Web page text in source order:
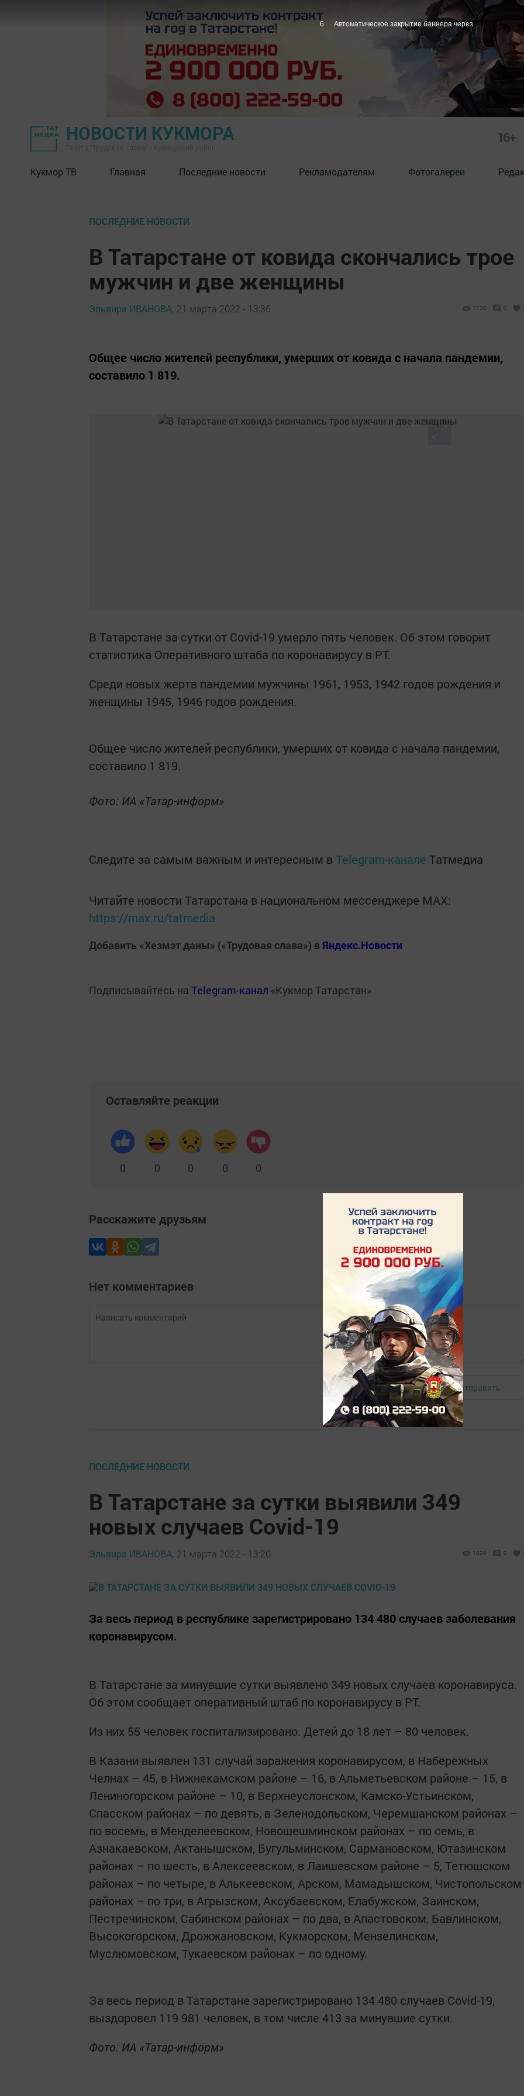
НОВОСТИ КУКМОРА 16+
Кукмор ТВ Главная Последние новости Рекламодателям Фотогалереи
ПОСЛЕДНИЕ НОВОСТИ
В Татарстане от ковида скончались трое
мужчин и две женщины
Эльвира ИВАНОВА, 21 марта 2022 - 13:36 1130 0
Общее число жителей республики, умерших от ковида с начала пандемии,
составило 1 819.
В Татарстане за сутки от Covid-19 умерло пять человек. Об этом говорит
статистика Оперативного штаба по коронавирусу в РТ.
Среди новых жертв пандемии мужчины 1961, 1953, 1942 годов рождения и
женщины 1945, 1946 годов рождения.
Общее число жителей республики, умерших от ковида с начала пандемии,
составило 1 819.
Фото: ИА «Татар-информ»
Следите за самым важным и интересным в Telegram-канале Татмедиа
Читайте новости Татарстана в национальном мессенджере MАХ:
https://max.ru/tatmedia
Добавить «Хезмэт даны» («Трудовая слава») вЯндекс.Новости
Подписывайтесь на Telegram-канал «Кукмор Татарстан»
Оставляйте реакции
0 0 0 0 0
Расскажите друзьям
Нет комментариев
Авторизоваться Отправить
ПОСЛЕДНИЕ НОВОСТИ
В Татарстане за сутки выявили 349
новых случаев Covid-19
Эльвира ИВАНОВА, 21 марта 2022 - 13:20 1029 0
За весь период в республике зарегистрировано 134 480 случаев заболевания
коронавирусом.
В Татарстане за минувшие сутки выявлено 349 новых случаев коронавируса.
Об этом сообщает оперативный штаб по коронавирусу в РТ.
Из них 55 человек госпитализировано. Детей до 18 лет – 80 человек.
В Казани выявлен 131 случай заражения коронавирусом, в Набережных
Челнах – 45, в Нижнекамском районе – 16, в Альметьевском районе – 15, в
Лениногорском районе – 10, в Верхнеуслонском, Камско-Устьинском,
Спасском районах – по девять, в Зеленодольском, Черемшанском районах –
по восемь, в Менделеевском, Новошешминском районах – по семь, в
Азнакаевском, Актанышском, Бугульминском, Сармановском, Ютазинском
районах – по шесть, в Алексеевском, в Лаишевском районе – 5, Тетюшском
районах – по четыре, в Алькеевском, Арском, Мамадышском, Чистопольском
районах – по три, в Агрызском, Аксубаевском, Елабужском, Заинском,
Пестречинском, Сабинском районах – по два, в Апастовском, Бавлинском,
Высокогорском, Дрожжановском, Кукморском, Мензелинском,
Муслюмовском, Тукаевском районах – по одному.
За весь период в Татарстане зарегистрировано 134 480 случаев Covid-19,
выздоровел 119 981 человек, в том числе 413 за минувшие сутки.
Фото: ИА «Татар-информ»
5 Автоматическое закрытие баннера через